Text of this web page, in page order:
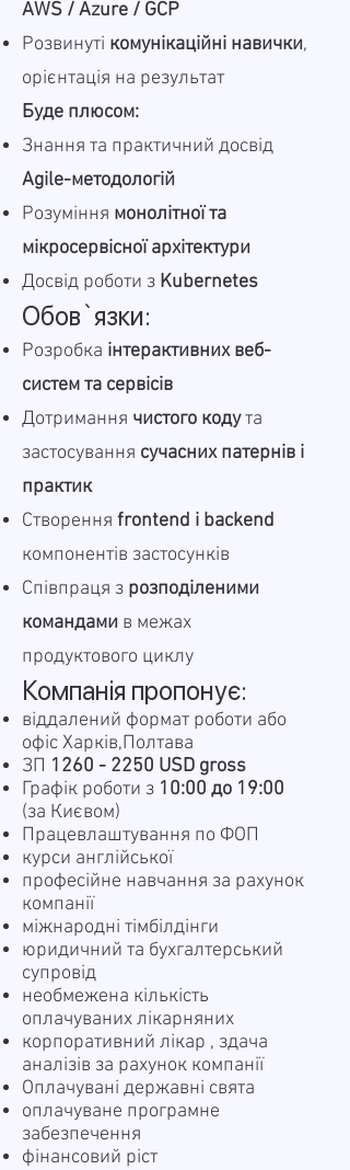
AWS / Azure / GCP
Розвинуті комунікаційні навички,
орієнтація на результат
Буде плюсом:
Знання та практичний досвід
Agile-методологій
Розуміння монолітної та
мікросервісної архітектури
Досвід роботи з Kubernetes
Обов`язки:
Розробка інтерактивних веб-
систем та сервісів
Дотримання чистого кодута
застосування сучасних патернів і
практик
Створення frontend і backend
компонентів застосунків
Співпраця з розподіленими
командами в межах
продуктового циклу
Компанія пропонує:
віддалений формат роботи або
офіс Харків,Полтава
ЗП 1260 - 2250 USD gross
Графік роботи з 10:00 до 19:00
(за Києвом)
Працевлаштування по ФОП
курси англійської
професійне навчання за рахунок
компанії
міжнародні тімбілдінги
юридичний та бухгалтерський
супровід
необмежена кількість
оплачуваних лікарняних
корпоративний лікар , здача
аналізів за рахунок компанії
Оплачувані державні свята
оплачуване програмне
забезпечення
фінансовий ріст